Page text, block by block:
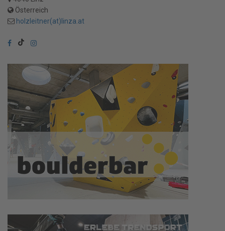
Österreich
holzleitner(at)linza.at